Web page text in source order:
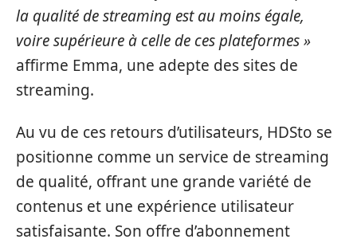
la qualité de streaming est au moins égale,
voire supérieure à celle de ces plateformes »
affirme Emma, une adepte des sites de
streaming.
Au vu de ces retours d’utilisateurs, HDSto se
positionne comme un service de streaming
de qualité, offrant une grande variété de
contenus et une expérience utilisateur
satisfaisante. Son offre d’abonnement